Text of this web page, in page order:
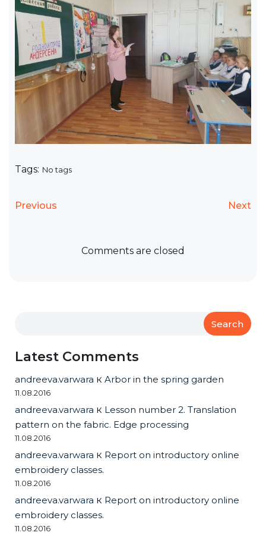
Tags: No tags
Previous Next
Comments are closed
Search
Latest Comments
andreeva.varwara к Arbor in the spring garden
11.08.2016
andreeva.varwara к Lesson number 2. Translation
pattern on the fabric. Edge processing
11.08.2016
andreeva.varwara к Report on introductory online
embroidery classes.
11.08.2016
andreeva.varwara к Report on introductory online
embroidery classes.
11.08.2016